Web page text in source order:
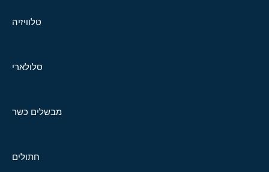
טלוויזיה
סלולארי
מבשלים כשר
חתולים